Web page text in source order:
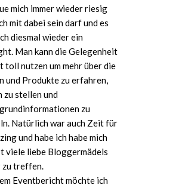
mich immer wieder riesig
mit dabei sein darf und es
diesmal wieder ein
Man kann die Gelegenheit
toll nutzen um mehr über die
und Produkte zu erfahren,
zu stellen und
zu
Natürlich war auch Zeit für
und habe ich habe mich
viele liebe Bloggermädels
zu treffen.
Eventbericht möchte ich